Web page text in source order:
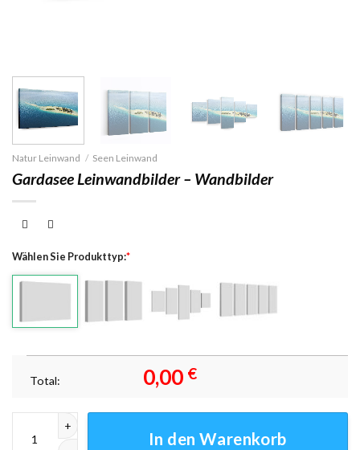
Natur Leinwand / Seen Leinwand
Gardasee Leinwandbilder – Wandbilder
Wählen Sie Produkttyp:*
Total: 0,00 €
In den Warenkorb